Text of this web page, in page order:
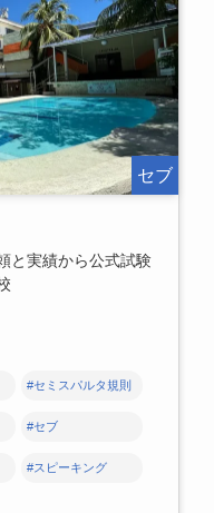
セブ
と実績から公式試験
#セミスパルタ規則
#セブ
#スピーキング